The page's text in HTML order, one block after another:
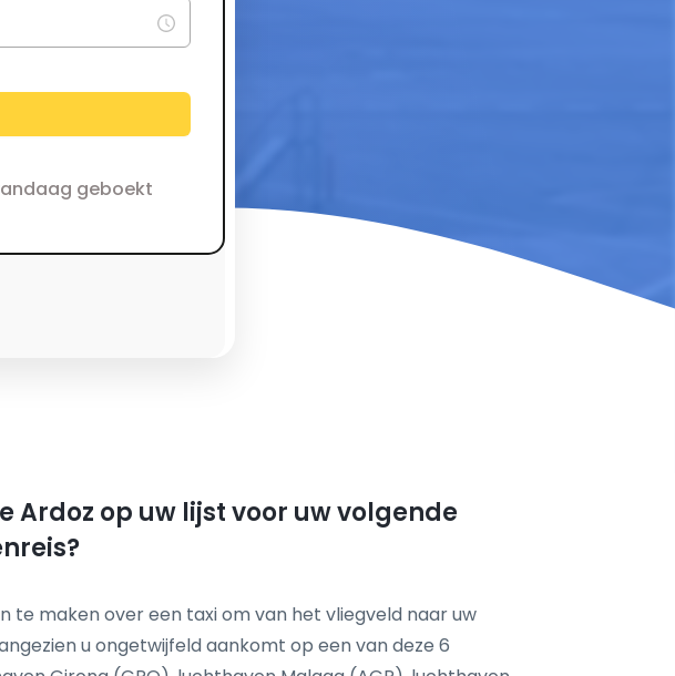
geboekt
Ardoz op uw lijst voor uw volgende
te maken over een taxi om van het vliegveld naar uw
u ongetwijfeld aankomt op een van deze 6